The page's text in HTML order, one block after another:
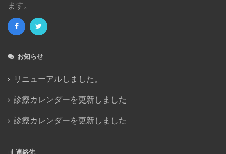
2016年11月
2016年10月
2016年6月 (1)
2016年4月
2016年3月(1)
2015年11月
ます。
お知らせ
リニューアルしました。
診療カレンダーを更新しました
診療カレンダーを更新しました
連絡先